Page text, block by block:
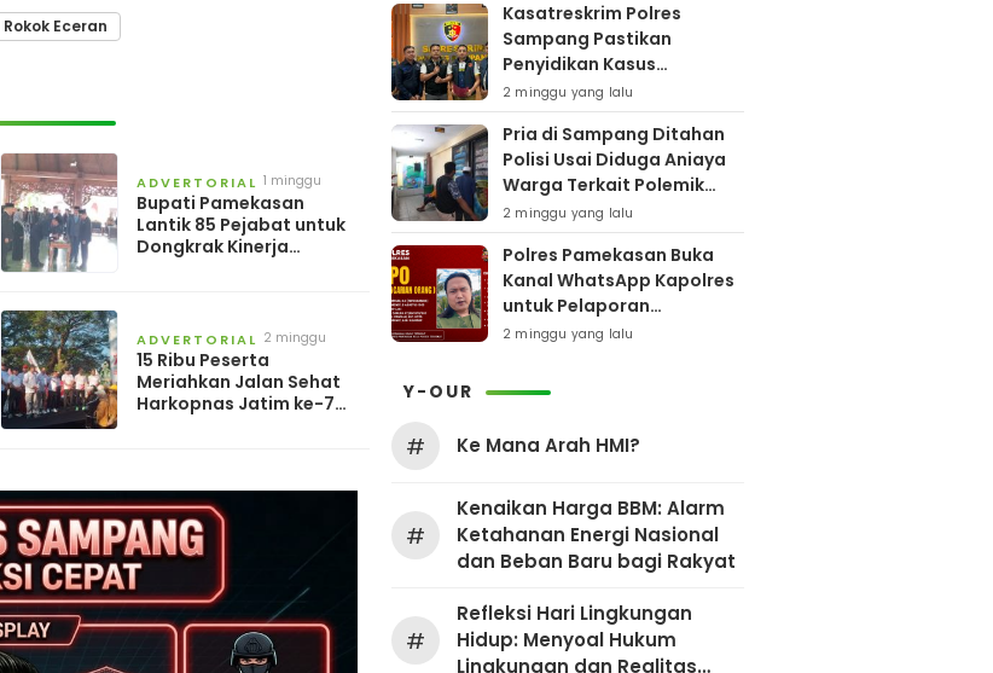
Rokok Eceran
ADVERTORIAL 1 minggu
yang lalu
Bupati Pamekasan
Lantik 85 Pejabat untuk
Dongkrak Kinerja
ADVERTORIAL 2 minggu
yang lalu
15 Ribu Peserta
Meriahkan Jalan Sehat
Harkopnas Jatim ke-79
Kasatreskrim Polres
Sampang Pastikan
Penyidikan Kasus
Rudapaksa Anak Berjalan
Sesuai Fakta Hukum
2 minggu yang lalu
Pria di Sampang Ditahan
Polisi Usai Diduga Aniaya
Warga Terkait Polemik
Bansos
2 minggu yang lalu
Polres Pamekasan Buka
Kanal WhatsApp Kapolres
untuk Pelaporan
Keberadaan DPO AEF
2 minggu yang lalu
Y-OUR
# Ke Mana Arah HMI?
#
Kenaikan Harga BBM: Alarm
Ketahanan Energi Nasional
dan Beban Baru bagi Rakyat
#
Refleksi Hari Lingkungan
Hidup: Menyoal Hukum
Lingkungan dan Realitas